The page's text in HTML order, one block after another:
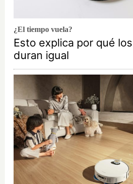
¿El tiempo vuela?
Esto explica por qué
duran igual